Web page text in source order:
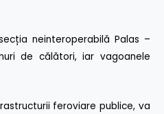
neinteroperabilă Palas –
de călători, iar vagoanele
feroviare publice, va